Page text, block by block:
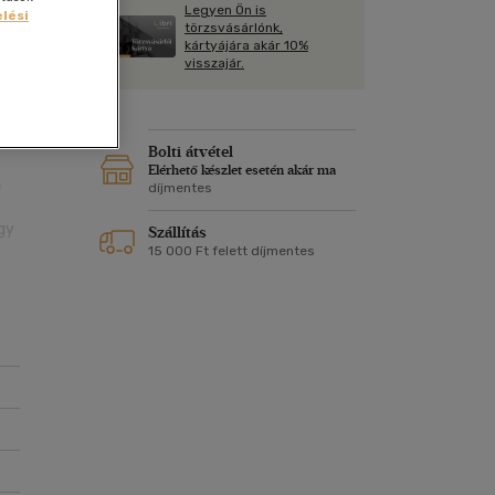
Kártya
Képeslap
Naptár
Vallás, mitológia
Legyen Ön is
törzsvásárlónk,
kártyájára akár 10%
visszajár.
Bolti átvétel
Elérhető készlet esetén akár ma
díjmentes
Szállítás
15 000 Ft felett díjmentes